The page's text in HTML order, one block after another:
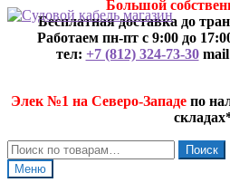
Перейти
навигации
Перейти
содержимому
Большой
Бесплатная доставка до
Работаем пн-пт с 9:00 до
тел: +7 (812) 324-73-30
Элек №1 на Северо-Западепо
Искать:
Поиск
Меню